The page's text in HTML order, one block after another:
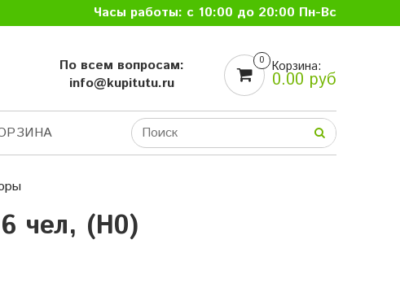
Часы работы: с 10:00 до 20:00 Пн-Вс
По всем вопросам:
info@kupitutu.ru
0 Корзина:
0.00 руб
чел, (H0)